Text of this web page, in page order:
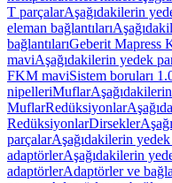
T parçalarAşağıdakilerin
eleman bağlantıları
bağlantılarıGeberit Mapress
maviAşağıdakilerin yedek
FKM maviSistem boruları
nipelleriMuflar
MuflarRedüksiyonlar
RedüksiyonlarDirsekler
parçalarAşağıdakilerin
adaptörlerAşağıdakilerin
adaptörlerAdaptörler ve